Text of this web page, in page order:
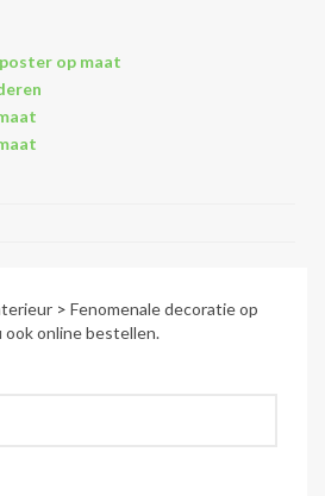
op maat
> Fenomenale decoratie op
ook online bestellen.